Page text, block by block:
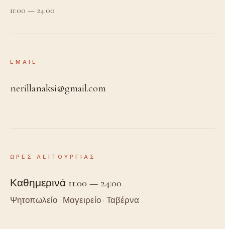
11:00 — 24:00
EMAIL
nerillanaksi@gmail.com
ΩΡΕΣ ΛΕΙΤΟΥΡΓΙΑΣ
Καθημερινά 11:00 — 24:00
Ψητοπωλείο · Μαγειρείο · Ταβέρνα